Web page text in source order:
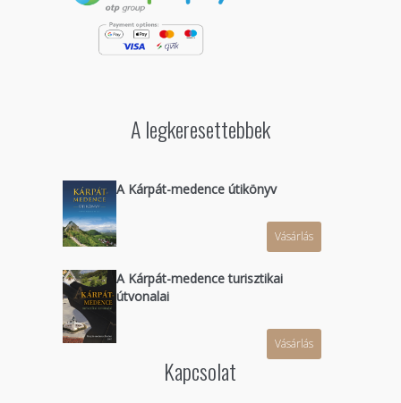
A legkeresettebbek
A Kárpát-medence útikönyv
Vásárlás
A Kárpát-medence turisztikai
útvonalai
Vásárlás
Kapcsolat